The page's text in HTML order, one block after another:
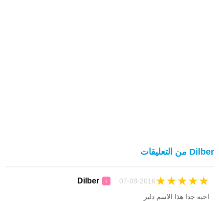
Dilber من التعليقات
Dilber ♀ 07-08-2016 ★
★
★
★
★
احبه جدا هذا الاسم دلبر